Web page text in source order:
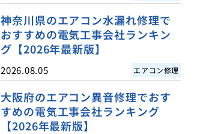
神奈川県のエアコン水漏れ修理で
おすすめの電気工事会社ランキン
グ【2026年最新版】
2026.08.05 エアコン修理
大阪府のエアコン異音修理でおす
すめの電気工事会社ランキング
【2026年最新版】